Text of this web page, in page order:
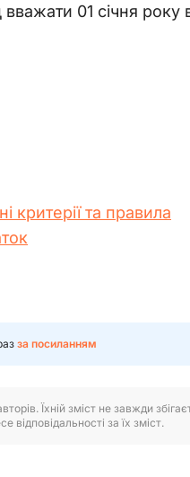
01 січня року
критерії та правила
за посиланням
Їхній зміст не завжди
за їх зміст.